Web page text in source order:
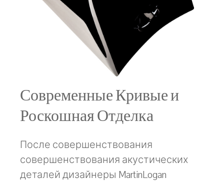
Современные Кривые и
Роскошная Отделка
После совершенствования
совершенствования акустических
деталей дизайнеры MartinLogan